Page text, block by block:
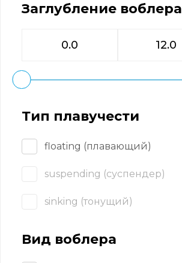
Заглубление воблера
Тип плавучести
floating (плавающий)
suspending (суспендер)
sinking (тонущий)
Вид воблера